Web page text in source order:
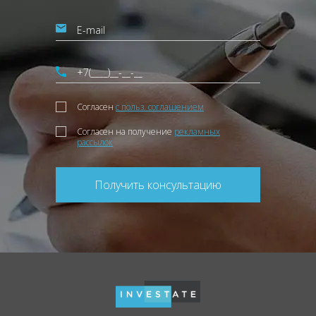
Согласен с польз. соглашением
Согласен на получение рекламных
рассылок
Получить консультацию